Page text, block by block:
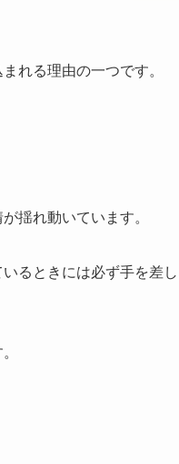
れる理由の一つです。
揺れ動いています。
るときには必ず手を差し